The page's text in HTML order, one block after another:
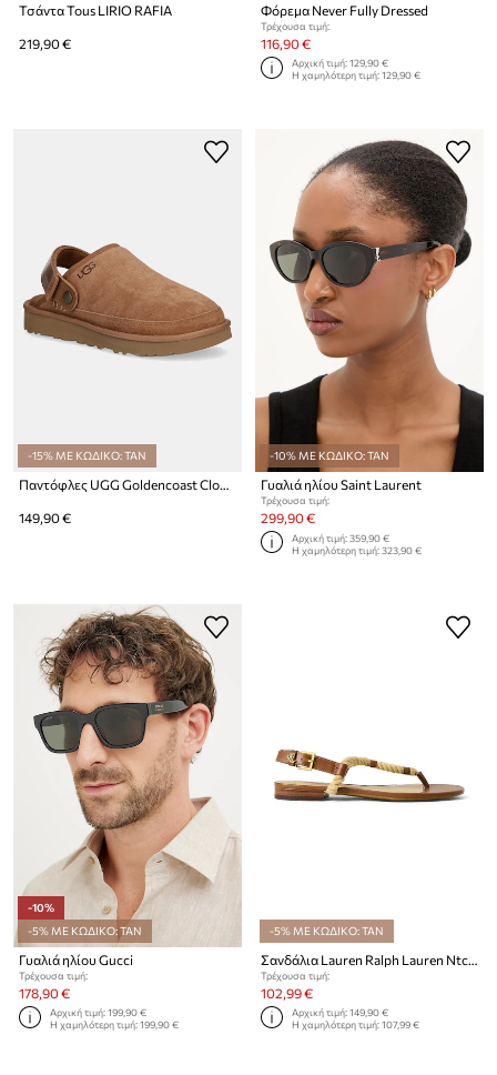
Τσάντα Tous LIRIO RAFIA
219,90 €
Φόρεμα Never Fully Dressed
Τρέχουσα τιμή:
116,90 €
Αρχική τιμή:129,90 €
Η χαμηλότερη τιμή:129,90 €
-15% ΜΕ ΚΩΔΙΚΟ: TAN
Παντόφλες UGG Goldencoast Clog II
149,90 €
-10% ΜΕ ΚΩΔΙΚΟ: TAN
Γυαλιά ηλίου Saint Laurent
Τρέχουσα τιμή:
299,90 €
Αρχική τιμή:359,90 €
Η χαμηλότερη τιμή:323,90 €
-10%
-5% ΜΕ ΚΩΔΙΚΟ: TAN
Γυαλιά ηλίου Gucci
Τρέχουσα τιμή:
178,90 €
Αρχική τιμή:199,90 €
Η χαμηλότερη τιμή:199,90 €
-5% ΜΕ ΚΩΔΙΚΟ: TAN
Τρέχουσα τιμή:
102,99 €
Αρχική τιμή:149,90 €
Η χαμηλότερη τιμή:107,99 €